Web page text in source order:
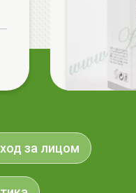
Ciracle Пудра
для
Powder Wash
за лицом